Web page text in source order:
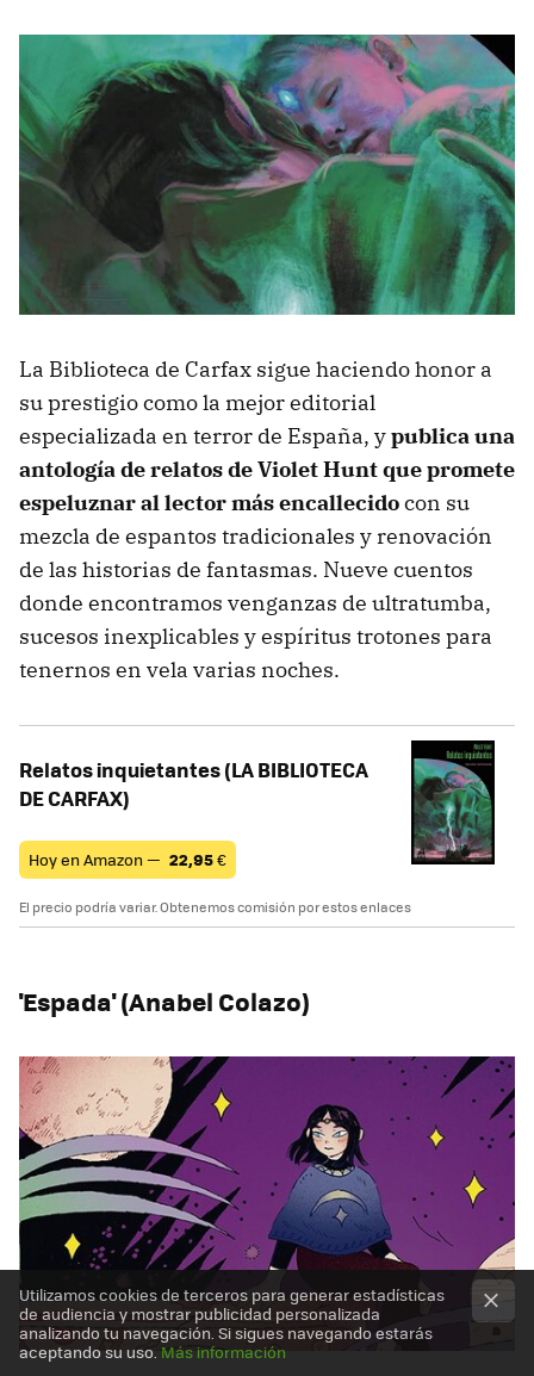
La Biblioteca de Carfax sigue haciendo honor a
su prestigio como la mejor editorial
especializada en terror de España, ypublica una
antología de relatos de Violet Hunt que promete
espeluznar al lector más encallecidocon su
mezcla de espantos tradicionales y renovación
de las historias de fantasmas. Nueve cuentos
donde encontramos venganzas de ultratumba,
sucesos inexplicables y espíritus trotones para
tenernos en vela varias noches.
Relatos inquietantes (LA BIBLIOTECA
DE CARFAX)
Hoy en Amazon — 22,95€
El precio podría variar. Obtenemos comisión por estos enlaces
'Espada' (Anabel Colazo)
Utilizamos cookies de terceros para generar estadísticas
de audiencia y mostrar publicidad personalizada
analizando tu navegación. Si sigues navegando estarás
aceptando su uso. Más información